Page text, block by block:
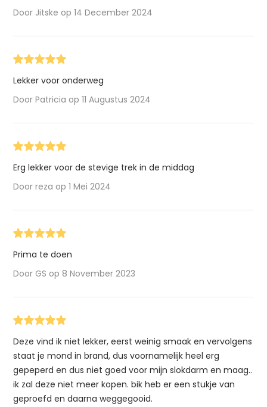
Door Jitske op 14 December 2024
Lekker voor onderweg
Door Patricia op 11 Augustus 2024
Erg lekker voor de stevige trek in de middag
Door reza op 1 Mei 2024
Prima te doen
Door GS op 8 November 2023
Deze vind ik niet lekker, eerst weinig smaak en vervolgens
staat je mond in brand, dus voornamelijk heel erg
gepeperd en dus niet goed voor mijn slokdarm en maag..
ik zal deze niet meer kopen. bik heb er een stukje van
geproefd en daarna weggegooid.